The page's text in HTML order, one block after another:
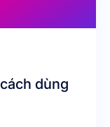
dùng